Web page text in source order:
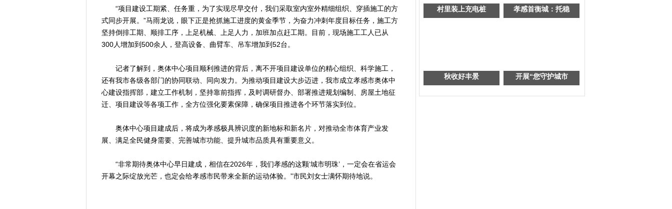
“项目建设工期紧、任务重，为了实现尽早交付，我们采取室内室外精细组织、穿插施工的方
式同步开展。”马雨龙说，眼下正是抢抓施工进度的黄金季节，为奋力冲刺年度目标任务，施工方
坚持倒排工期、顺排工序，上足机械、上足人力，加班加点赶工期。目前，现场施工工人已从
300人增加到500余人，登高设备、曲臂车、吊车增加到52台。
记者了解到，奥体中心项目顺利推进的背后，离不开项目建设单位的精心组织、科学施工，
还有我市各级各部门的协同联动、同向发力。为推动项目建设大步迈进，我市成立孝感市奥体中
心建设指挥部，建立工作机制，坚持靠前指挥，及时调研督办、部署推进规划编制、房屋土地征
迁、项目建设等各项工作，全方位强化要素保障，确保项目推进各个环节落实到位。
奥体中心项目建成后，将成为孝感极具辨识度的新地标和新名片，对推动全市体育产业发
展、满足全民健身需要、完善城市功能、提升城市品质具有重要意义。
“非常期待奥体中心早日建成，相信在2026年，我们孝感的这颗‘城市明珠’，一定会在省运会
开幕之际绽放光芒，也定会给孝感市民带来全新的运动体验。”市民刘女士满怀期待地说。
村里装上充电桩 孝感首衡城：托稳
秋收好丰景 开展“您守护城市